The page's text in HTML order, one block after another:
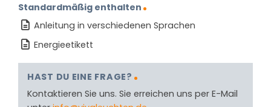
Standardmäßig enthalten
Anleitung in verschiedenen Sprachen
Energieetikett
HAST DU EINE FRAGE?
Kontaktieren Sie uns. Sie erreichen uns per E-Mail